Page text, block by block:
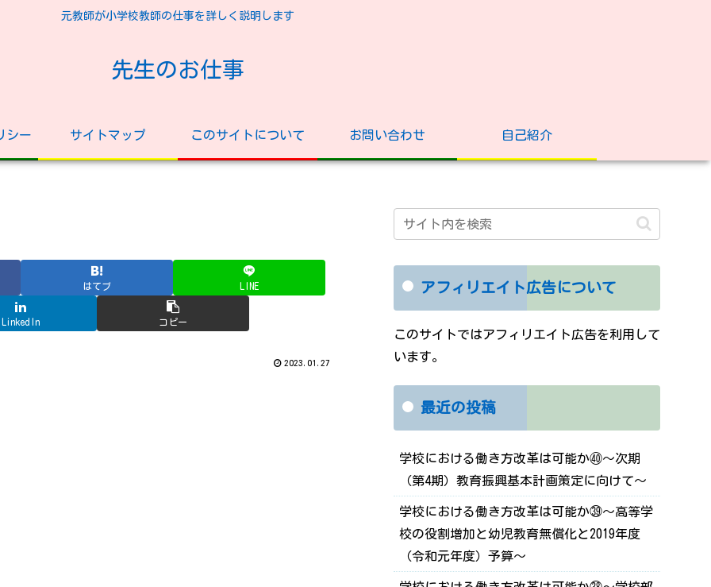
元教師が小学校教師の仕事を詳しく説明します
先生のお仕事
シー サイトマップ このサイトについて お問い合わせ 自己紹介
はてブ LINE
LinkedIn コピー
2023.01.27
アフィリエイト広告について
このサイトではアフィリエイト広告を利用して
います。
最近の投稿
学校における働き方改革は可能か㊵～次期
（第4期）教育振興基本計画策定に向けて～
学校における働き方改革は可能か㊴～高等学
校の役割増加と幼児教育無償化と2019年度
（令和元年度）予算～